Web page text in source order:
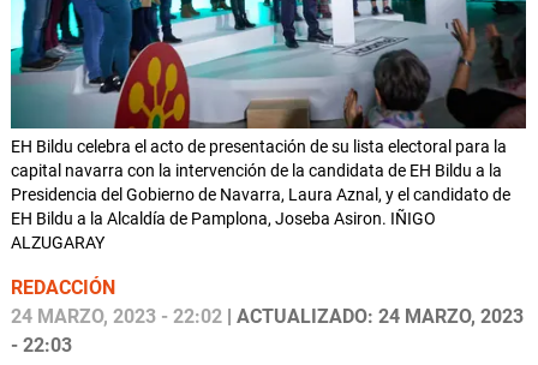
EH Bildu celebra el acto de presentación de su lista electoral para la
capital navarra con la intervención de la candidata de EH Bildu a la
Presidencia del Gobierno de Navarra, Laura Aznal, y el candidato de
EH Bildu a la Alcaldía de Pamplona, Joseba Asiron. IÑIGO
ALZUGARAY
REDACCIÓN
24 MARZO, 2023 - 22:02 | ACTUALIZADO: 24 MARZO, 2023
- 22:03